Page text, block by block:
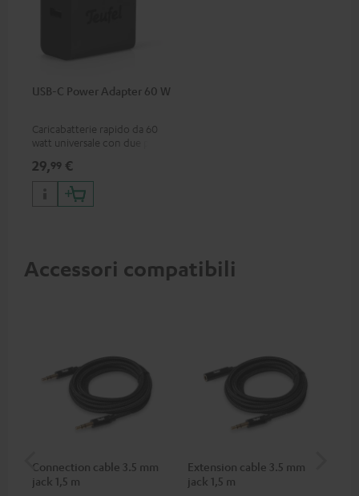
USB-C Power Adapter 60 W
Caricabatterie rapido da 60
watt universale con due porte
watt / USB 7,5 watt) per cuffie
e casse portatili, laptop e altri
dispositivi con tensione di
esercizio fino a 60 watt e
29,99 €
Accessori compatibili
Connection cable 3.5 mm
jack 1,5 m
Extension cable 3.5 mm
jack 1,5 m